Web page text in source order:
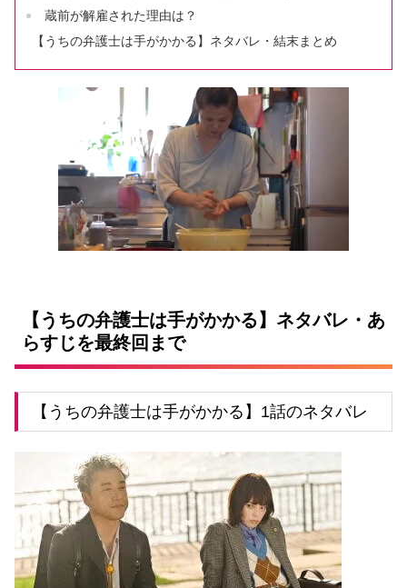
蔵前が解雇された理由は？
【うちの弁護士は手がかかる】ネタバレ・結末まとめ
【うちの弁護士は手がかかる】ネタバレ・あ
らすじを最終回まで
【うちの弁護士は手がかかる】1話のネタバレ